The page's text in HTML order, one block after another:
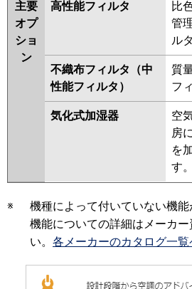
主要
オプ
ショ
ン
高性能フィルタ
比
管
ル
不織布フィルタ（中
性能フィルタ）
質
フ
気化式加湿器
空
房
を
す。
※
機種によって付いていない機能
機能についての詳細はメーカ
い。 各メーカーのカタログ一